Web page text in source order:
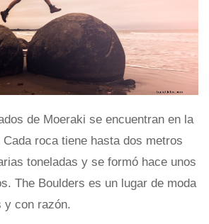
de Moeraki se encuentran en la
roca tiene hasta dos metros
toneladas y se formó hace unos
The Boulders es un lugar de moda
y con razón.